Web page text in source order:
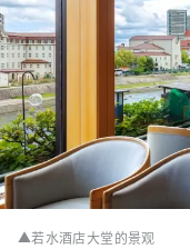
▲若水酒店大堂的景观